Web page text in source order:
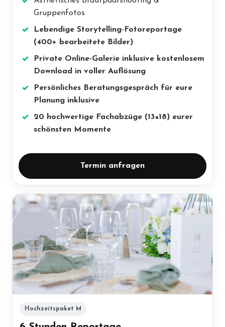
Gruppenfotos
Lebendige Storytelling-Fotoreportage
(400+ bearbeitete Bilder)
Private Online-Galerie inklusive kostenlosem
Download in voller Auflösung
Persönliches Beratungsgespräch für eure
Planung inklusive
20 hochwertige Fachabzüge (13×18) eurer
schönsten Momente
Termin anfragen
Hochzeitspaket M